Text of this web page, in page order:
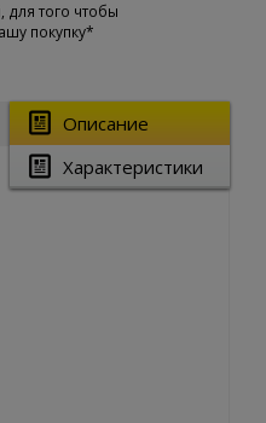
для того чтобы
покупку*
Описание
Характеристики